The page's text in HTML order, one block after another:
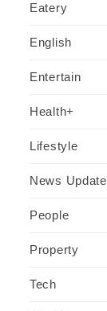
Eatery
English
Entertain
Health+
Lifestyle
News Update
People
Property
Tech